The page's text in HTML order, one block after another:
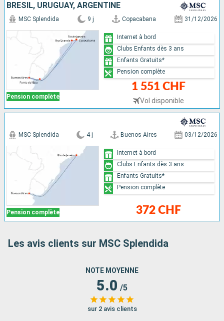
BRÉSIL, URUGUAY, ARGENTINE
Pension complète
MSC Splendida 9 j Copacabana 31/12/2026
1 551 CHF
Vol disponible
Internet à bord
Clubs Enfants dès 3 ans
Enfants Gratuits*
Pension complète
Pension complète
MSC Splendida 4 j Buenos Aires 03/12/2026
372 CHF
Internet à bord
Clubs Enfants dès 3 ans
Enfants Gratuits*
Pension complète
Les avis clients sur MSC Splendida
NOTE MOYENNE
5.0 /5
sur 2 avis clients